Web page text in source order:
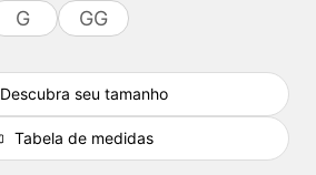
G GG
Descubra seu tamanho
Tabela de medidas